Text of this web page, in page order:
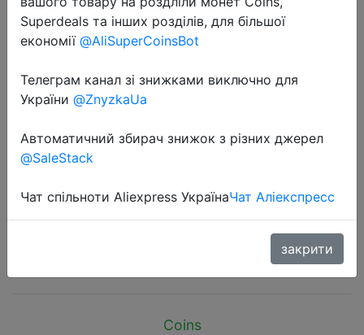
2025-09-29
Sexy High Heels Hollow Mesh
Sandals Women Summer Cross-tied
Peep Toe Heeled Sandals Ankle
Sandals
Coins
Superdeals та інших розділів, для більшої
економії @AliSuperCoinsBot
Телеграм канал зі знижками виключно для
України @ZnyzkaUa
Автоматичний збирач знижок з різних джерел
@SaleStack
Чат спільноти Aliexpress УкраїнаЧат Аліекспресс
закрити